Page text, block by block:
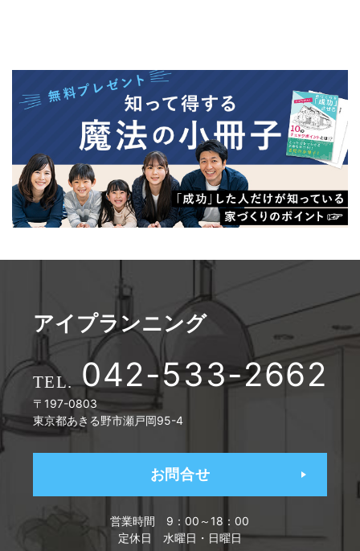
アイプランニング
042-533-2662
〒197-0803
東京都あきる野市瀬戸岡95-4
お問合せ
営業時間 9：00～18：00
定休日 水曜日・日曜日